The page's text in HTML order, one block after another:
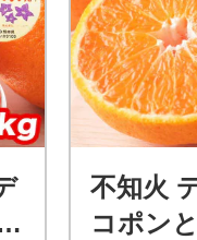
不知火
コポン